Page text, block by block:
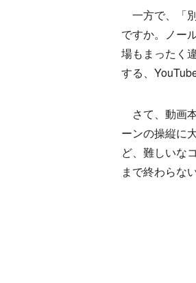
一方で、「
ですか。ノー
場もまったく
する、
さて、動画
ーンの操縦に
ど、難しいな
まで終わらな